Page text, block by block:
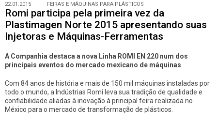
22.01.2015 | FEIRAS E MÁQUINAS PARA PLÁSTICOS
Romi participa pela primeira vez da
Plastimagen Norte 2015 apresentando suas
Injetoras e Máquinas-Ferramentas
A Companhia destaca a nova Linha ROMI EN 220 num dos
principais eventos do mercado mexicano de máquinas
Com 84 anos de história e mais de 150 mil máquinas instaladas por
todo o mundo, a Indústrias Romi leva sua tradição de qualidade e
confiabilidade aliadas à inovação à principal feira realizada no
México para o mercado de transformação de plásticos.